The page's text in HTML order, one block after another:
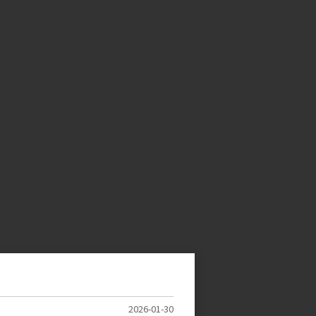
2026-01-30